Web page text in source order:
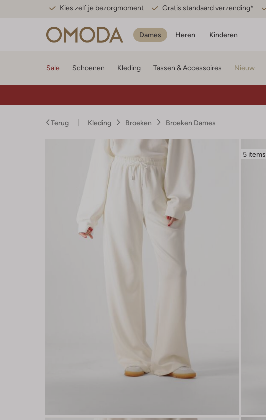
Kies zelf je bezorgmoment Gratis standaard verzending*
Dames Heren Kinderen
Sale Schoenen Kleding Tassen & Accessoires Nieuw
Terug Kleding Broeken Broeken Dames
5 items